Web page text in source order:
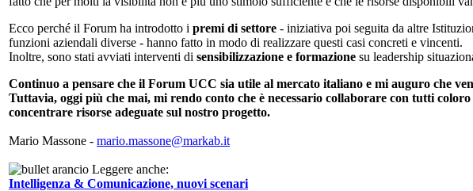
Ecco perché il Forum ha introdotto i premi di settore - iniziativa poi seguita da altre
funzioni aziendali diverse - hanno fatto in modo di realizzare questi casi concreti e vincenti.
Inoltre, sono stati avviati interventi di sensibilizzazione e formazione su leadership
Continuo a pensare che il Forum UCC sia utile al mercato italiano e mi auguro che
Tuttavia, oggi più che mai, mi rendo conto che è necessario collaborare con tutti
concentrare risorse adeguate sul nostro progetto.
Mario Massone - mario.massone@markab.it
Leggere anche:
Intelligenza & Comunicazione, nuovi scenari